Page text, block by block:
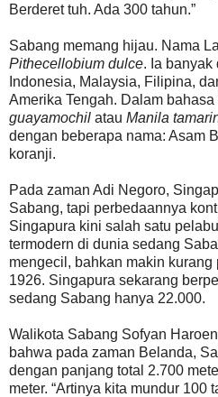
Berderet tuh. Ada 300 tahun.”
Sabang memang hijau. Nama
Pithecellobium dulce. Ia banyak
Indonesia, Malaysia, Filipina,
Amerika Tengah. Dalam
guayamochil atau Manila
dengan beberapa nama: Asam
koranji.
Pada zaman Adi Negoro,
Sabang, tapi perbedaannya
Singapura kini salah satu
termodern di dunia sedang
mengecil, bahkan makin
1926. Singapura sekarang
sedang Sabang hanya 22.000.
Walikota Sabang Sofyan
bahwa pada zaman Belanda,
dengan panjang total 2.700
meter. “Artinya kita mundur 100